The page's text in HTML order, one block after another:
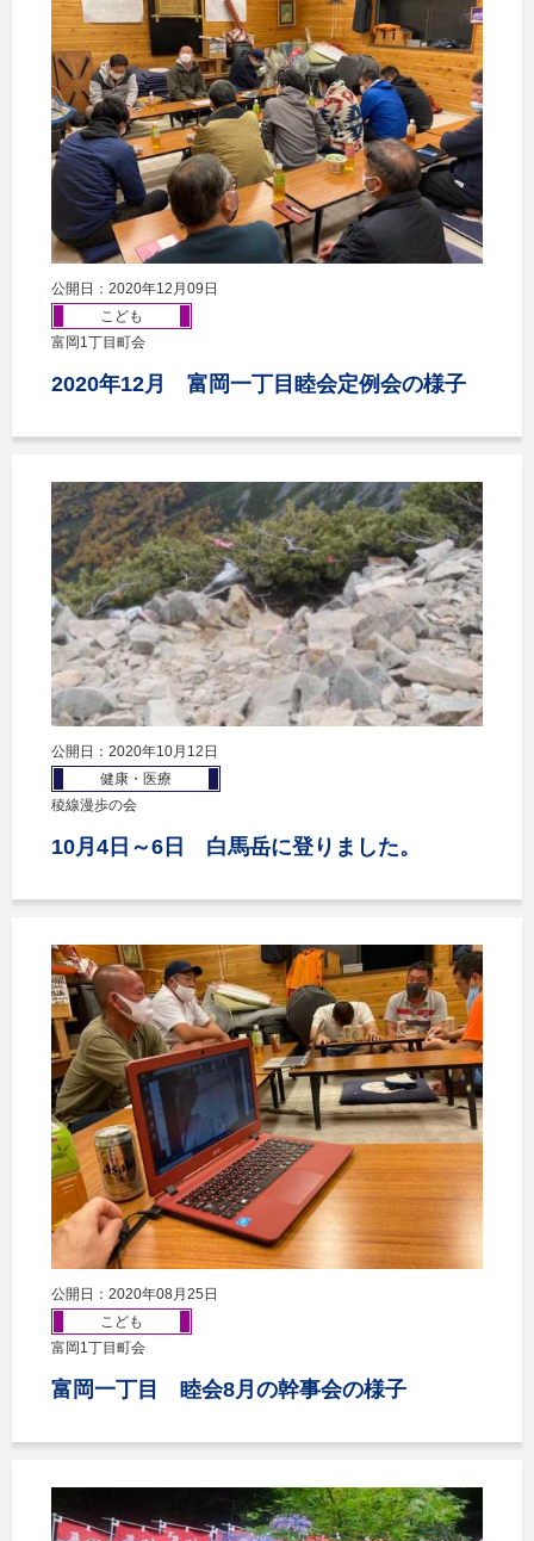
公開日：2020年12月09日
こども
富岡1丁目町会
2020年12月 富岡一丁目睦会定例会の様子
公開日：2020年10月12日
健康・医療
稜線漫歩の会
10月4日～6日 白馬岳に登りました。
公開日：2020年08月25日
こども
富岡1丁目町会
富岡一丁目 睦会8月の幹事会の様子